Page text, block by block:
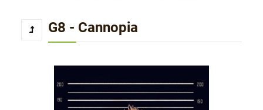
G8 - Cannopia